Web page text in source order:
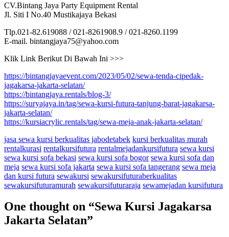
CV.Bintang Jaya Party Equipment Rental
Jl. Siti I No.40 Mustikajaya Bekasi
Tlp.021-82.619088 / 021-8261908.9 / 021-8260.1199
E-mail. bintangjaya75@yahoo.com
Klik Link Berikut Di Bawah Ini >>>
https://bintangjayaevent.com/2023/05/02/sewa-tenda-cipedak-
jagakarsa-jakarta-selatan/
https://bintangjaya.rentals/blog-3/
https://suryajaya.in/tag/sewa-kursi-futura-tanjung-barat-jagakarsa-
jakarta-selatan/
https://kursiacrylic.rentals/tag/sewa-meja-anak-jakarta-selatan/
jasa sewa kursi berkualitas jabodetabek kursi berkualitas murah
rentalkurasi rentalkursifutura rentalmejadankursifutura sewa kursi
sewa kursi sofa bekasi sewa kursi sofa bogor sewa kursi sofa dan
meja sewa kursi sofa jakarta sewa kursi sofa tangerang sewa meja
dan kursi futura sewakursi sewakursifuturaberkualitas
sewakursifuturamurah sewakursifuturaraja sewamejadan kursifutura
One thought on “Sewa Kursi Jagakarsa
Jakarta Selatan”